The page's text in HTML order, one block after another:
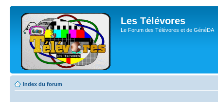
Les Télévores
Le Forum des Télévores et de GénéDA
Index du forum